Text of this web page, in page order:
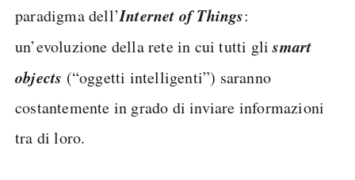
paradigma dell’Internet of Things:
un’evoluzione della rete in cui tutti glismart
objects (“oggetti intelligenti”) saranno
costantemente in grado di inviare informazioni
tra di loro.